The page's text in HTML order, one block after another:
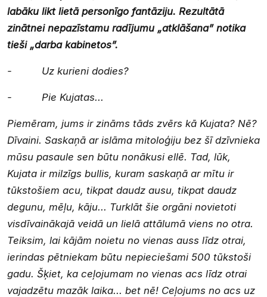
labāku likt lietā personīgo fantāziju. Rezultātā
zinātnei nepazīstamu radījumu „atklāšana” notika
tieši „darba kabinetos”.
- Uz kurieni dodies?
- Pie Kujatas...
Piemēram, jums ir zināms tāds zvērs kā Kujata? Nē?
Dīvaini. Saskaņā ar islāma mitoloģiju bez šī dzīvnieka
mūsu pasaule sen būtu nonākusi ellē. Tad, lūk,
Kujata ir milzīgs bullis, kuram saskaņā ar mītu ir
tūkstošiem acu, tikpat daudz ausu, tikpat daudz
degunu, mēļu, kāju... Turklāt šie orgāni novietoti
visdīvainākajā veidā un lielā attālumā viens no otra.
Teiksim, lai kājām noietu no vienas auss līdz otrai,
ierindas pētniekam būtu nepieciešami 500 tūkstoši
gadu. Šķiet, ka ceļojumam no vienas acs līdz otrai
vajadzētu mazāk laika... bet nē! Ceļojums no acs uz